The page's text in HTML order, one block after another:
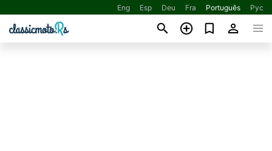
Eng Esp Deu Fra Português Рус